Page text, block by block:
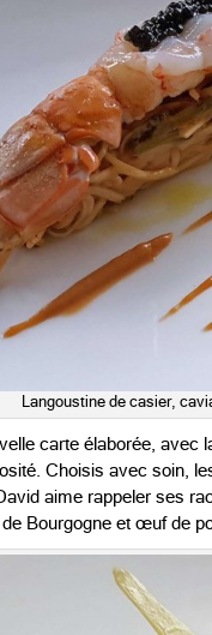
Langoustine de casier,
carte élaborée, avec
Choisis avec soin,
aime rappeler ses
Bourgogne et œuf de